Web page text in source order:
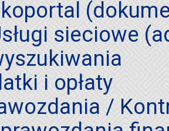
sieciowe
i opłaty
/